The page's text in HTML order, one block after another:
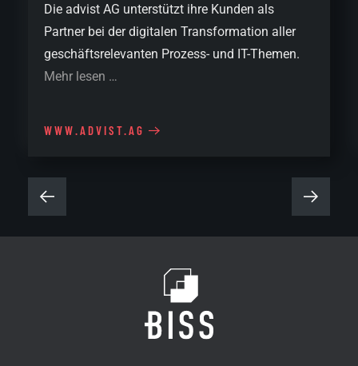
Die advist AG unterstützt ihre Kunden als
Partner bei der digitalen Transformation aller
geschäfts­relevanten Prozess- und IT-Themen.
Mehr lesen …
WWW.ADVIST.AG